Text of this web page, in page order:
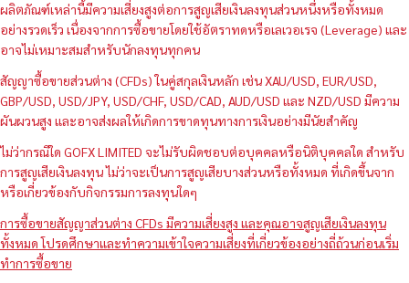
ผลิตภัณฑ์เหล่านี้มีความเสี่ยงสูงต่อการสูญเสียเงินลงทุนส่วนหนึ่งหรือทั้งหมด
อย่างรวดเร็ว เนื่องจากการซื้อขายโดยใช้อัตราทดหรือเลเวอเรจ (Leverage) และ
อาจไม่เหมาะสมสำหรับนักลงทุนทุกคน
สัญญาซื้อขายส่วนต่าง (CFDs) ในคู่สกุลเงินหลัก เช่น XAU/USD, EUR/USD,
GBP/USD, USD/JPY, USD/CHF, USD/CAD, AUD/USD และ NZD/USD มีความ
ผันผวนสูง และอาจส่งผลให้เกิดการขาดทุนทางการเงินอย่างมีนัยสำคัญ
ไม่ว่ากรณีใด GOFX LIMITED จะไม่รับผิดชอบต่อบุคคลหรือนิติบุคคลใด สำหรับ
การสูญเสียเงินลงทุน ไม่ว่าจะเป็นการสูญเสียบางส่วนหรือทั้งหมด ที่เกิดขึ้นจาก
หรือเกี่ยวข้องกับกิจกรรมการลงทุนใดๆ
การซื้อขายสัญญาส่วนต่าง CFDs มีความเสี่ยงสูง และคุณอาจสูญเสียเงินลงทุน
ทั้งหมด โปรดศึกษาและทำความเข้าใจความเสี่ยงที่เกี่ยวข้องอย่างถี่ถ้วนก่อนเริ่ม
ทำการซื้อขาย